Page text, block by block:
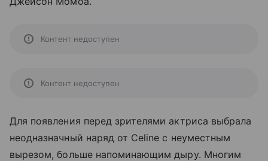
Контент недоступен
Контент недоступен
Для появления перед зрителями актриса выбрала
неодназначный наряд от Celine с неуместным
вырезом, больше напоминающим дыру. Многим